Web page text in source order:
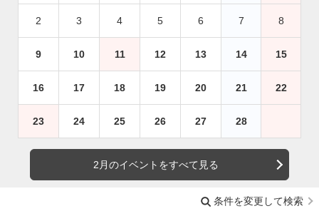
2 3 4 5 6 7 8
9 10 11 12 13 14 15
16 17 18 19 20 21 22
23 24 25 26 27 28
2月のイベントをすべて見る
条件を変更して検索